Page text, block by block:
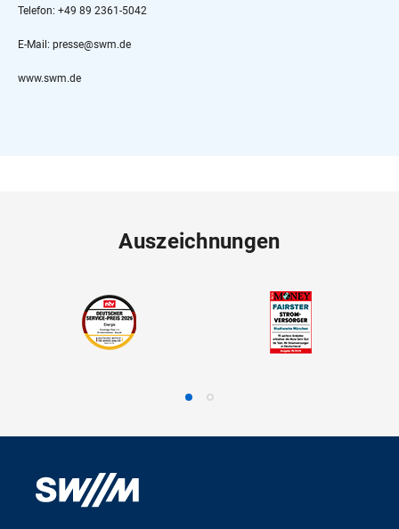
Telefon: +49 89 2361-5042
E-Mail: presse@swm.de
www.swm.de
Auszeichnungen